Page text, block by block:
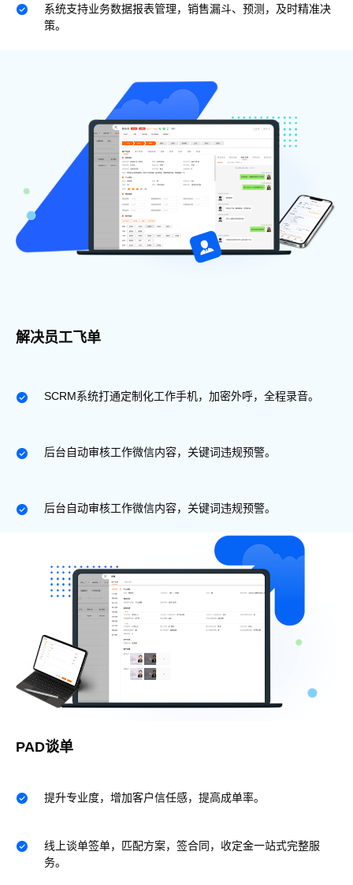
系统支持业务数据报表管理，销售漏斗、预测，及时精准决
策。
解决员工飞单
SCRM系统打通定制化工作手机，加密外呼，全程录音。
后台自动审核工作微信内容，关键词违规预警。
后台自动审核工作微信内容，关键词违规预警。
PAD谈单
提升专业度，增加客户信任感，提高成单率。
线上谈单签单，匹配方案，签合同，收定金一站式完整服
务。